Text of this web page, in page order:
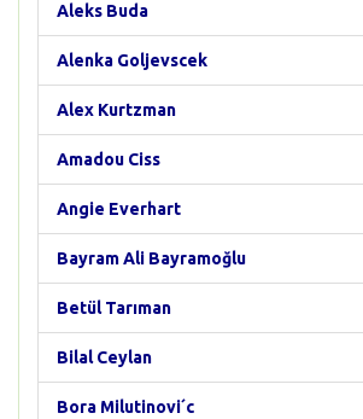
Aleks Buda
Alenka Goljevscek
Alex Kurtzman
Amadou Ciss
Angie Everhart
Bayram Ali Bayramoğlu
Betül Tarıman
Bilal Ceylan
Bora Milutinovi´c